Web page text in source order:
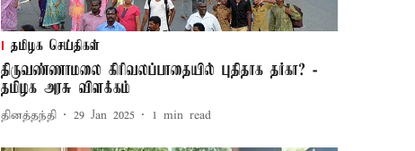
தமிழக செய்திகள்
திருவண்ணாமலை கிரிவலப்பாதையில் புதிதாக தர்கா? -
தமிழக அரசு விளக்கம்
தினத்தந்தி 29 Jan 2025 1 min read